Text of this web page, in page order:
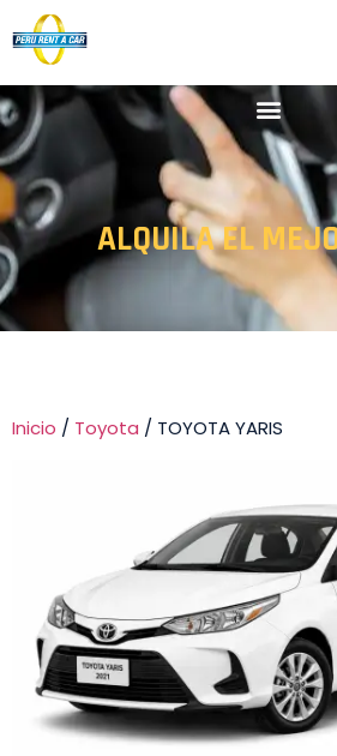
ALQUILA EL
Inicio / Toyota / TOYOTA YARIS